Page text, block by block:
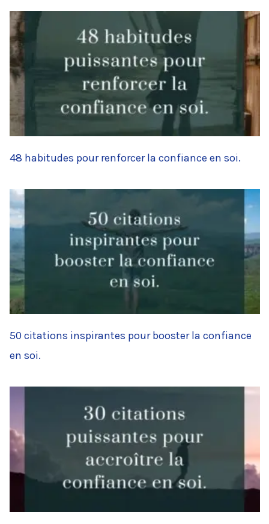
48 habitudes pour renforcer la confiance en soi.
50 citations inspirantes pour booster la confiance
en soi.